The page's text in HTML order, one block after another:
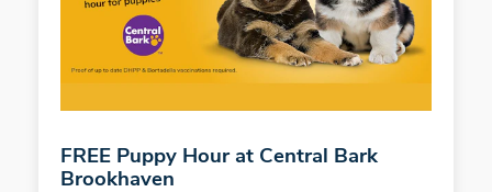
FREE Puppy Hour at Central Bark
Brookhaven